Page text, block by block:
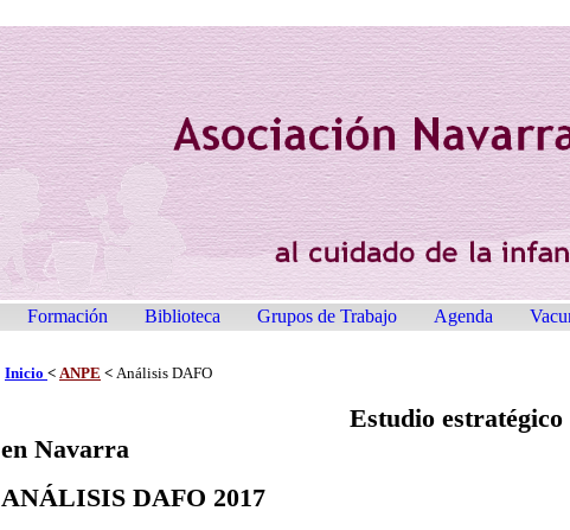
Formación Biblioteca Grupos de Trabajo Agenda
Inicio < ANPE < Análisis DAFO
Estudio
en Navarra
ANÁLISIS DAFO 2017